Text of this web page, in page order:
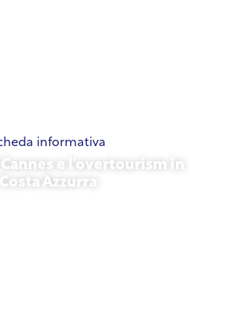
informativa
Cannes e l'overtourism in
Costa Azzurra